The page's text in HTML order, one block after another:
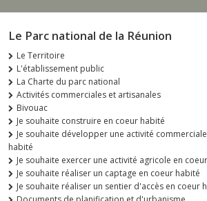
Le Parc national de la Réunion
Le Territoire
L'établissement public
La Charte du parc national
Activités commerciales et artisanales
Bivouac
Je souhaite construire en coeur habité
Je souhaite développer une activité
habité
Je souhaite exercer une activité agricole en
Je souhaite réaliser un captage en coeur habité
Je souhaite réaliser un sentier d'accès en coeur